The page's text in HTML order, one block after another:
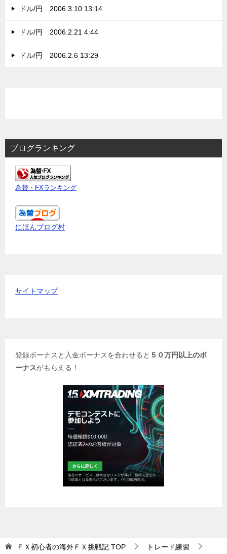
ドル/円 2006.3.10 13:14
ドル/円 2006.2.21 4:44
ドル/円 2006.2.6 13:29
ブログランキング
為替・FXランキング
にほんブログ村
サイトマップ
登録ボーナスと入金ボーナスを合わせると ５０万円以上のボ
ーナスがもらえる！
ＦＸ初心者の海外ＦＸ挑戦記 TOP トレード練習